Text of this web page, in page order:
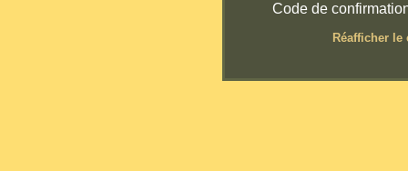
Code de
Réafficher